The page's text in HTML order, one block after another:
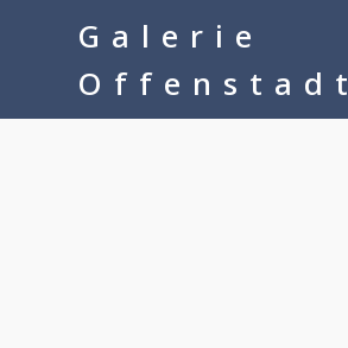
Galerie
Offenstadt